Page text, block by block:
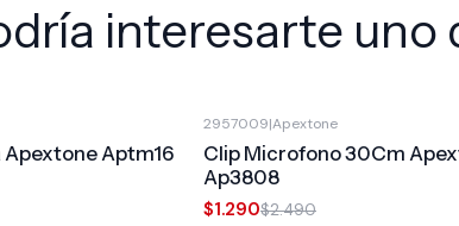
interesarte uno
Aptm16
2957009|Apextone
Clip Microfono 30Cm
Ap3808
$1.290$2.490